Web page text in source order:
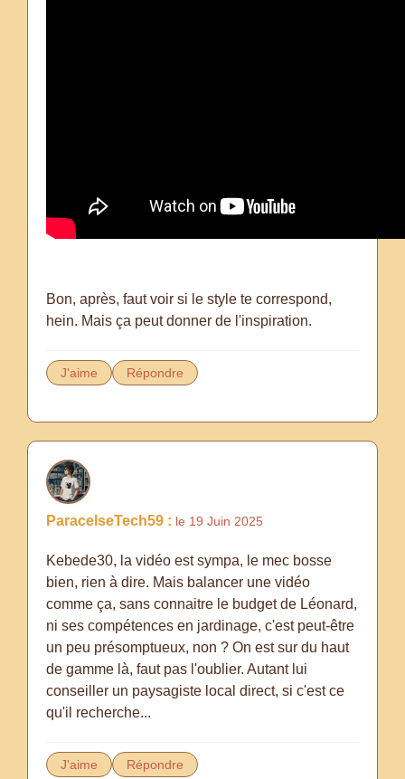
Bon, après, faut voir si le style te correspond,
hein. Mais ça peut donner de l'inspiration.
J'aime Répondre
ParacelseTech59 : le 19 Juin 2025
Kebede30, la vidéo est sympa, le mec bosse
bien, rien à dire. Mais balancer une vidéo
comme ça, sans connaitre le budget de Léonard,
ni ses compétences en jardinage, c'est peut-être
un peu présomptueux, non ? On est sur du haut
de gamme là, faut pas l'oublier. Autant lui
conseiller un paysagiste local direct, si c'est ce
qu'il recherche...
J'aime Répondre